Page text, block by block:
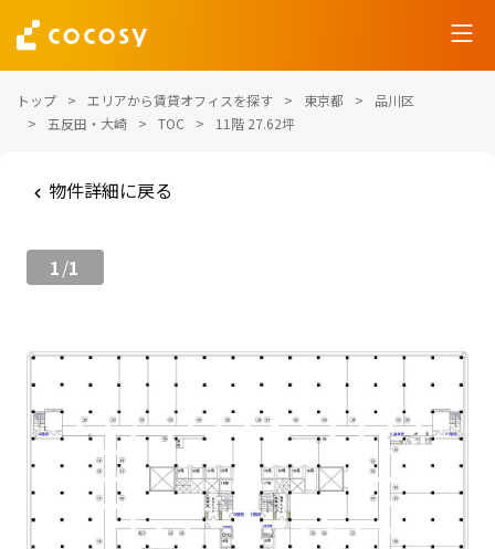
トップ エリアから賃貸オフィスを探す 東京都
品川区
五反田・大崎
TOC 11階 27.62坪
物件詳細に戻る
1/1